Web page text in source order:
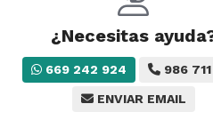
¿Necesitas
669 242 924 986
ENVIAR EMAIL